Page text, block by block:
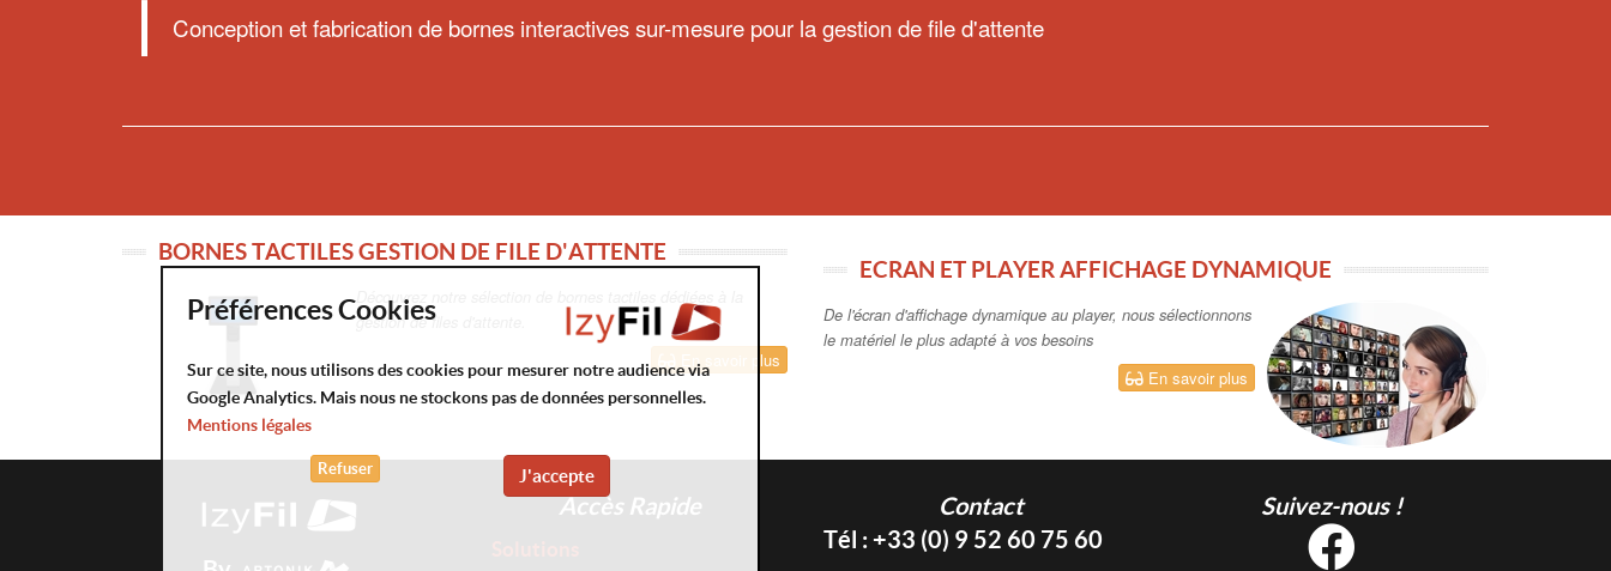
Conception et fabrication de bornes interactives sur-mesure pour la gestion de file d'attente
BORNES TACTILES GESTION DE FILE D'ATTENTE
Découvrez notre sélection de bornes tactiles dédiées à la
gestion de files d'attente.
En savoir plus
ECRAN ET PLAYER AFFICHAGE DYNAMIQUE
De l'écran d'affichage dynamique au player, nous sélectionnons
le matériel le plus adapté à vos besoins
En savoir plus
Accès Rapide
Contact
Tél : +33 (0) 9 52 60 75 60
Suivez-nous !
Préférences Cookies
Sur ce site, nous utilisons des cookies pour mesurer notre audience via
Google Analytics. Mais nous ne stockons pas de données personnelles.
Mentions légales
J'accepte
Refuser